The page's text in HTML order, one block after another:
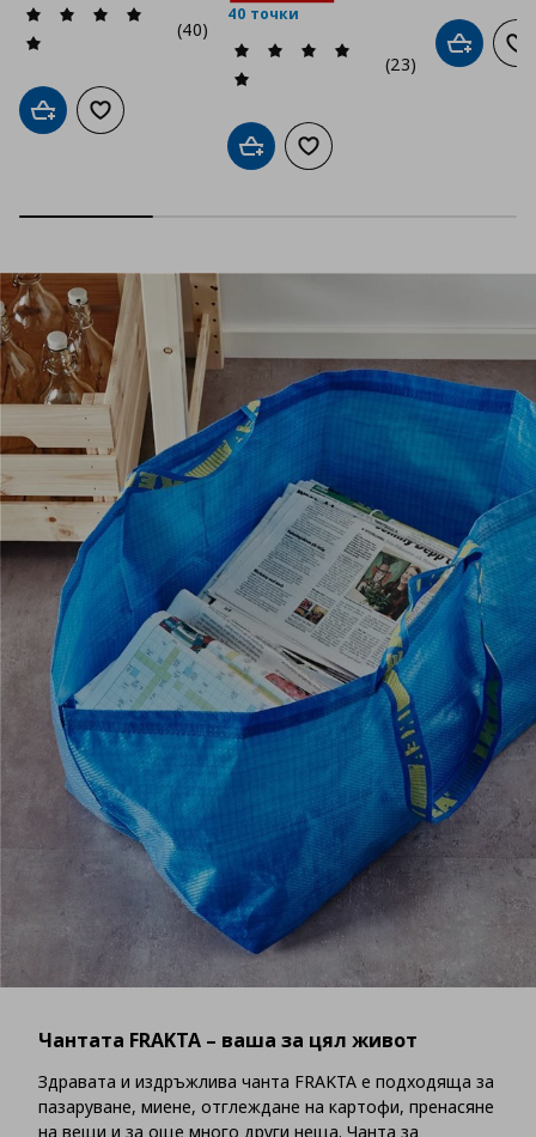
(40)
Добави в кошницата
Добави към списъка с любими
40 точки
(23)
Добави в кошницата
Добави към списъка с
Добави
Чантата FRAKTA – ваша за цял живот
Здравата и издръжлива чанта FRAKTA е подходяща за
пазаруване, миене, отглеждане на картофи, пренасяне
на вещи и за още много други неща. Чанта за